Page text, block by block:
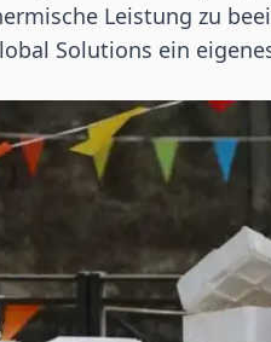
Leistung zu
Solutions ein